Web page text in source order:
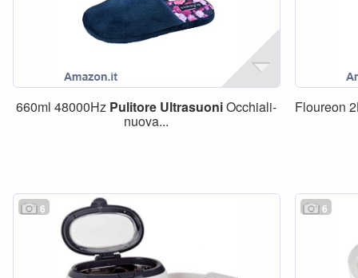
660ml 48000Hz Pulitore UltrasuoniOcchiali-
nuova...
Floureon
6 6